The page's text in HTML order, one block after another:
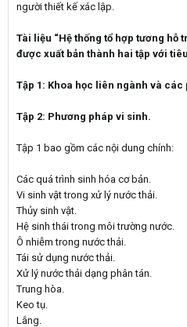
người thiết kế xác lập.
Tài liệu “Hệ thống tổ hợp tương hỗ
được xuất bản thành hai tập với
Tập 1: Khoa học liên ngành và
Tập 2: Phương pháp vi sinh.
Tập 1 bao gồm các nội dung chính:
Các quá trình sinh hóa cơ bản.
Vi sinh vật trong xử lý nước thải.
Thủy sinh vật.
Hệ sinh thái trong môi trường nước.
Ô nhiễm trong nước thải.
Tái sử dụng nước thải.
Xử lý nước thải dạng phân tán.
Trung hòa.
Keo tụ.
Lắng.